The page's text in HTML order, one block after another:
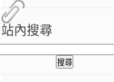
站內搜尋